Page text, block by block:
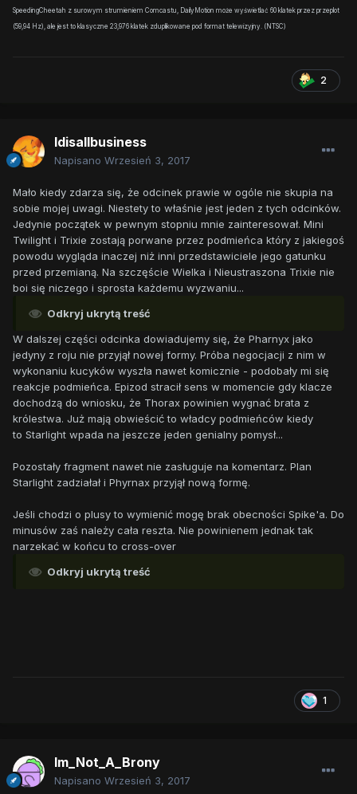
SpeedingCheetah z surowym strumieniem Comcastu, DailyMotion może wyświetlać 60 klatek przez przeplot
(59,94 Hz), ale jest to klasyczne 23,976 klatek zduplikowane pod format telewizyjny. (NTSC)
2
ldisallbusiness
Napisano Wrzesień 3, 2017
Mało kiedy zdarza się, że odcinek prawie w ogóle nie skupia na
sobie mojej uwagi. Niestety to właśnie jest jeden z tych odcinków.
Jedynie początek w pewnym stopniu mnie zainteresował. Mini
Twilight i Trixie zostają porwane przez podmieńca który z jakiegoś
powodu wygląda inaczej niż inni przedstawiciele jego gatunku
przed przemianą. Na szczęście Wielka i Nieustraszona Trixie nie
boi się niczego i sprosta każdemu wyzwaniu...
Odkryj ukrytą treść
W dalszej części odcinka dowiadujemy się, że Pharnyx jako
jedyny z roju nie przyjął nowej formy. Próba negocjacji z nim w
wykonaniu kucyków wyszła nawet komicznie - podobały mi się
reakcje podmieńca. Epizod stracił sens w momencie gdy klacze
dochodzą do wniosku, że Thorax powinien wygnać brata z
królestwa. Już mają obwieścić to władcy podmieńców kiedy
to Starlight wpada na jeszcze jeden genialny pomysł...
Pozostały fragment nawet nie zasługuje na komentarz. Plan
Starlight zadziałał i Phyrnax przyjął nową formę.
Jeśli chodzi o plusy to wymienić mogę brak obecności Spike'a. Do
minusów zaś należy cała reszta. Nie powinienem jednak tak
narzekać w końcu to cross-over
Odkryj ukrytą treść
1
Im_Not_A_Brony
Napisano Wrzesień 3, 2017